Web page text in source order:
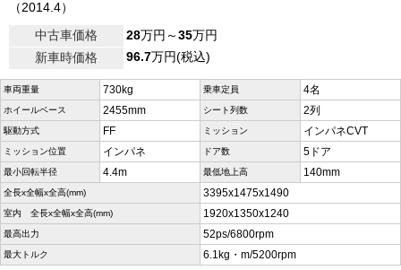
（2014.4）
中古車価格
28万円～35万円
新車時価格
96.7万円(税込)
車両重量 730kg 乗車定員 4名
ホイールベース 2455mm シート列数 2列
駆動方式 FF ミッション インパネCVT
ミッション位置 インパネ ドア数 5ドア
最小回転半径 4.4m 最低地上高 140mm
全長x全幅x全高(mm) 3395x1475x1490
室内 全長x全幅x全高(mm) 1920x1350x1240
最高出力 52ps/6800rpm
最大トルク 6.1kg・m/5200rpm